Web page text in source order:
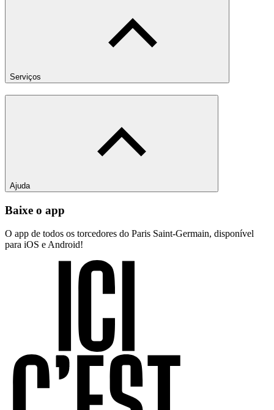
Serviços
Ajuda
Baixe o app
O app de todos os torcedores do Paris Saint-Germain, disponível
para iOS e Android!